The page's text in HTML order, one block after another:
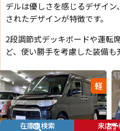
デルは優しさを感じるデザイ
されたデザインが特徴です。
2段調節式デッキボードや運転
ど、使い勝手を考慮した装備も
軽
在庫車検索 来店